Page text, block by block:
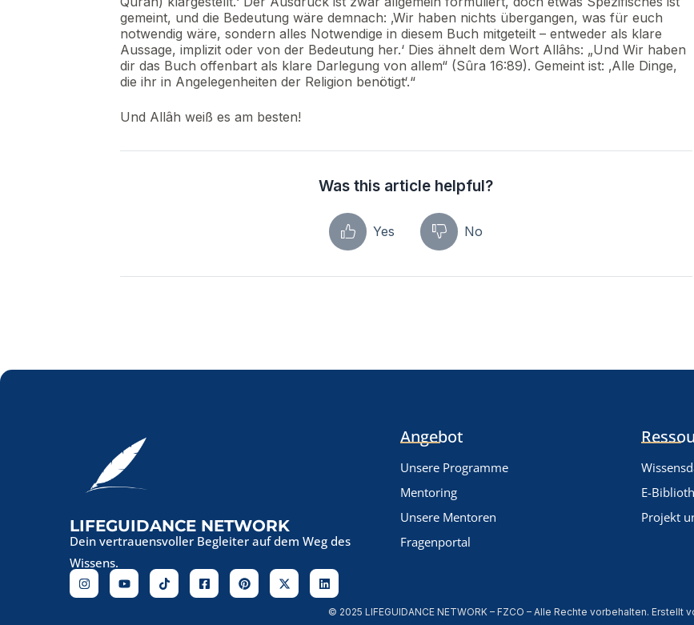
gemeint, und die Bedeutung wäre demnach: ‚Wir haben nichts übergangen, was für euch
notwendig wäre, sondern alles Notwendige in diesem Buch mitgeteilt – entweder als klare
Aussage, implizit oder von der Bedeutung her.‘ Dies ähnelt dem Wort Allâhs: „Und Wir haben
dir das Buch offenbart als klare Darlegung von allem“ (Sûra 16:89). Gemeint ist: ‚Alle Dinge,
die ihr in Angelegenheiten der Religion benötigt‘.“
Und Allâh weiß es am besten!
Was this article helpful?
Yes No
LIFEGUIDANCE NETWORK
Dein vertrauensvoller Begleiter auf dem Weg des
Wissens.
Angebot
Unsere Programme
Mentoring
Unsere Mentoren
Fragenportal
E-
Projekt
© 2025 LIFEGUIDANCE NETWORK – FZCO – Alle Rechte vorbehalten. Erstellt